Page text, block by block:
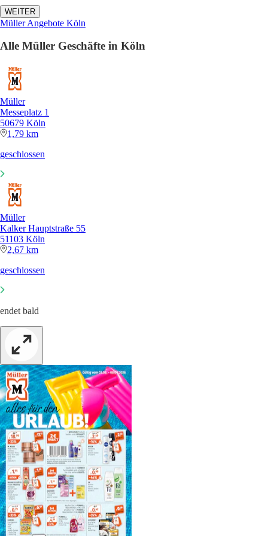
WEITER
Müller Angebote Köln
Alle Müller Geschäfte in Köln
Müller
Messeplatz 1
50679 Köln
1,79 km
geschlossen
Müller
Kalker Hauptstraße 55
51103 Köln
2,67 km
geschlossen
endet bald